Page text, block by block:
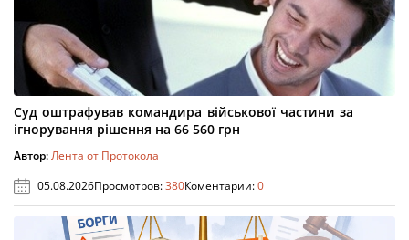
Суд оштрафував командира військової частини за
ігнорування рішення на 66 560 грн
Автор:Лента от Протокола
05.08.2026Просмотров:380Коментарии:0